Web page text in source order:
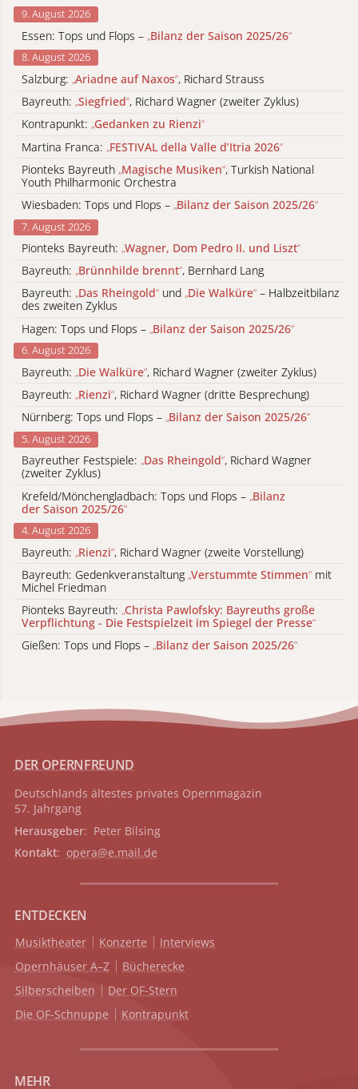
9. August 2026
Essen: Tops und Flops – „Bilanz der Saison 2025/26“
8. August 2026
Salzburg: „Ariadne auf Naxos“, Richard Strauss
Bayreuth: „Siegfried“, Richard Wagner (zweiter Zyklus)
Kontrapunkt: „Gedanken zu Rienzi“
Martina Franca: „FESTIVAL della Valle d’Itria 2026“
Pionteks Bayreuth „Magische Musiken“, Turkish National
Youth Philharmonic Orchestra
Wiesbaden: Tops und Flops – „Bilanz der Saison 2025/26“
7. August 2026
Pionteks Bayreuth: „Wagner, Dom Pedro II. und Liszt“
Bayreuth: „Brünnhilde brennt“, Bernhard Lang
Bayreuth: „Das Rheingold“ und „Die Walküre“ – Halbzeitbilanz
des zweiten Zyklus
Hagen: Tops und Flops – „Bilanz der Saison 2025/26“
6. August 2026
Bayreuth: „Die Walküre“, Richard Wagner (zweiter Zyklus)
Bayreuth: „Rienzi“, Richard Wagner (dritte Besprechung)
Nürnberg: Tops und Flops – „Bilanz der Saison 2025/26“
5. August 2026
Bayreuther Festspiele: „Das Rheingold“, Richard Wagner
(zweiter Zyklus)
Krefeld/Mönchengladbach: Tops und Flops – „Bilanz
der Saison 2025/26“
4. August 2026
Bayreuth: „Rienzi“, Richard Wagner (zweite Vorstellung)
Bayreuth: Gedenkveranstaltung „Verstummte Stimmen“ mit
Michel Friedman
Pionteks Bayreuth: „Christa Pawlofsky: Bayreuths große
Verpflichtung - Die Festspielzeit im Spiegel der Presse“
Gießen: Tops und Flops – „Bilanz der Saison 2025/26“
DER OPERNFREUND
Deutschlands ältestes privates Opernmagazin
57. Jahrgang
Herausgeber: Peter Bilsing
Kontakt: opera@e.mail.de
ENTDECKEN
Musiktheater Konzerte
Interviews
Opernhäuser A–Z
Bücherecke
Silberscheiben
Der OF-Stern
Die OF-Schnuppe
Kontrapunkt
MEHR